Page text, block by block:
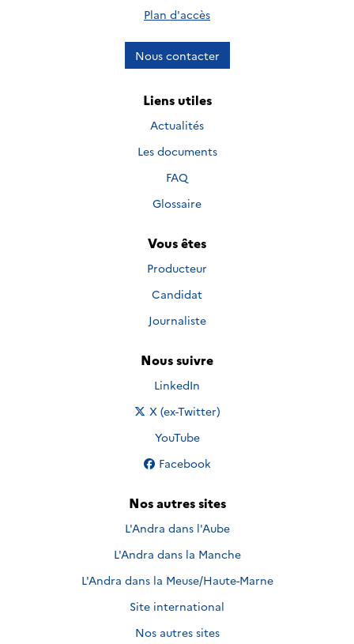
Plan d'accès
Nous contacter
Liens utiles
Actualités
Les documents
FAQ
Glossaire
Vous êtes
Producteur
Candidat
Journaliste
Nous suivre
Nous suivre sur
LinkedIn
Nous suivre sur
X (ex-Twitter)
Nous suivre sur
YouTube
Nous suivre sur
Facebook
Nos autres sites
L'Andra dans l'Aube
L'Andra dans la Manche
L'Andra dans la Meuse/Haute-Marne
Site international
Nos autres sites